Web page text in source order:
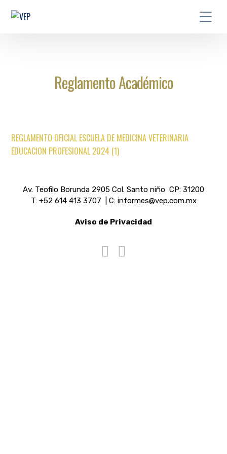
Reglamento Académico
REGLAMENTO OFICIAL ESCUELA DE MEDICINA VETERINARIA
EDUCACION PROFESIONAL 2024 (1)
Av. Teofilo Borunda 2905 Col. Santo niño CP: 31200
T: +52 614 413 3707 | C: informes@vep.com.mx
Aviso de Privacidad